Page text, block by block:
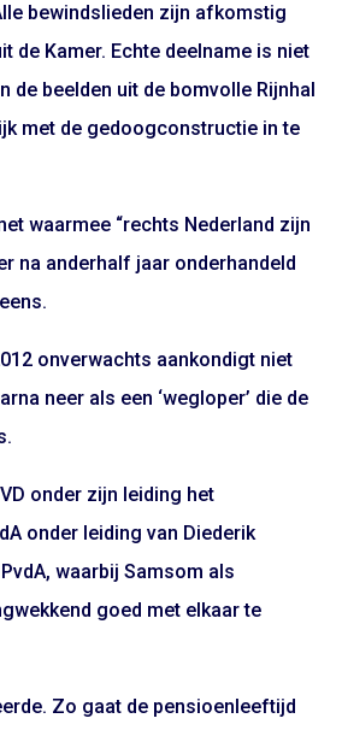
bewindslieden zijn afkomstig
de Kamer. Echte deelname is niet
de beelden uit de bomvolle Rijnhal
met de gedoogconstructie in te
waarmee “rechts Nederland zijn
na anderhalf jaar onderhandeld
onverwachts aankondigt niet
neer als een ‘wegloper’ die de
onder zijn leiding het
onder leiding van Diederik
waarbij Samsom als
goed met elkaar te
Zo gaat de pensioenleeftijd